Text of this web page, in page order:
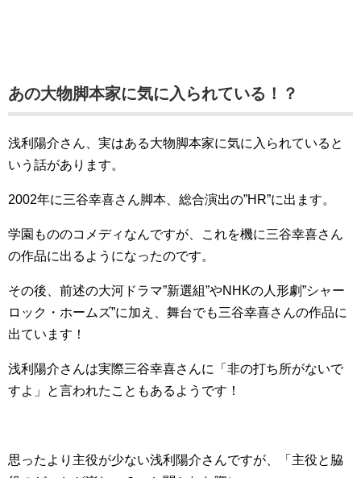
あの大物脚本家に気に入られている！？
浅利陽介さん、実はある大物脚本家に気に入られていると
いう話があります。
2002年に三谷幸喜さん脚本、総合演出の”HR”に出ます。
学園もののコメディなんですが、これを機に三谷幸喜さん
の作品に出るようになったのです。
その後、前述の大河ドラマ”新選組”やNHKの人形劇”シャー
ロック・ホームズ”に加え、舞台でも三谷幸喜さんの作品に
出ています！
浅利陽介さんは実際三谷幸喜さんに「非の打ち所がないで
すよ」と言われたこともあるようです！
思ったより主役が少ない浅利陽介さんですが、「主役と脇